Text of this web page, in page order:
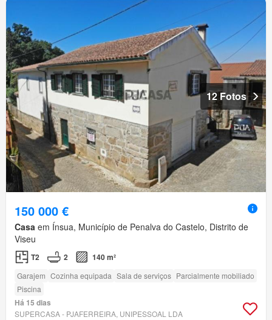
12 Fotos
150 000 €
Casa em Ínsua, Município de Penalva do Castelo, Distrito de
Viseu
T2 2 140 m²
Garajem Cozinha equipada Sala de serviços Parcialmente mobiliado
Piscina
Há 15 dias
SUPERCASA - PJAFERREIRA, UNIPESSOAL LDA